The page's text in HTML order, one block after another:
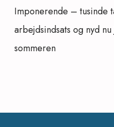
Imponerende – tusinde
arbejdsindsats og nyd
sommeren